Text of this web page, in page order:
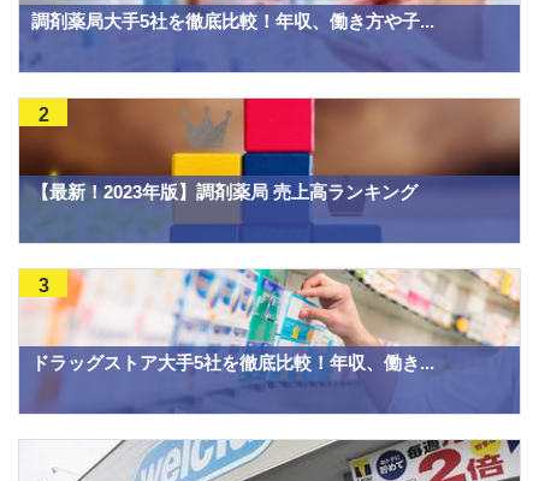
調剤薬局大手5社を徹底比較！年収、働き方や子...
【最新！2023年版】調剤薬局 売上高ランキング
2
ドラッグストア大手5社を徹底比較！年収、働き...
3